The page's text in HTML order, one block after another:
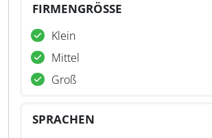
FIRMENGRÖSSE
Klein
Mittel
Groß
SPRACHEN